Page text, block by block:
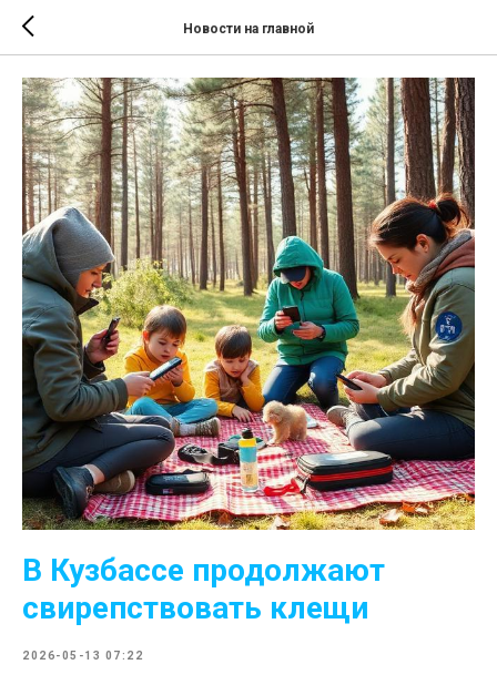
Новости на главной
В Кузбассе продолжают
свирепствовать клещи
2026-05-13 07:22